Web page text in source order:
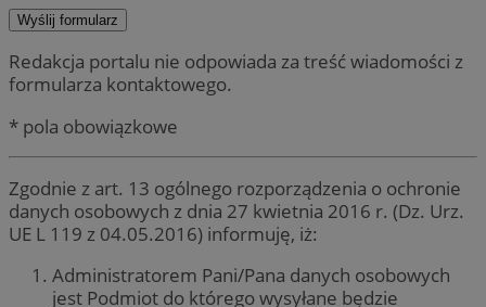
Redakcja portalu nie odpowiada za treść wiadomości z
formularza kontaktowego.
* pola obowiązkowe
Zgodnie z art. 13 ogólnego rozporządzenia o ochronie
danych osobowych z dnia 27 kwietnia 2016 r. (Dz. Urz.
UE L 119 z 04.05.2016) informuję, iż:
Administratorem Pani/Pana danych osobowych
jest Podmiot do którego wysyłane będzie